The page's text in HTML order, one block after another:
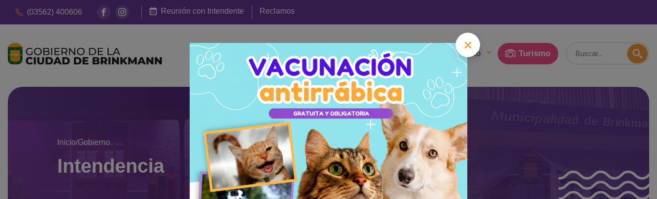
(03562) 400606 Reunión con Intendente Reclamos
Ciudad Gobierno Novedades Gobierno Abierto Turismo
Inicio/Gobierno
Intendencia
×